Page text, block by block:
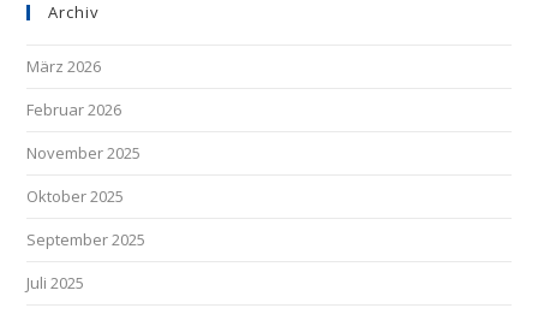
Archiv
März 2026
Februar 2026
November 2025
Oktober 2025
September 2025
Juli 2025